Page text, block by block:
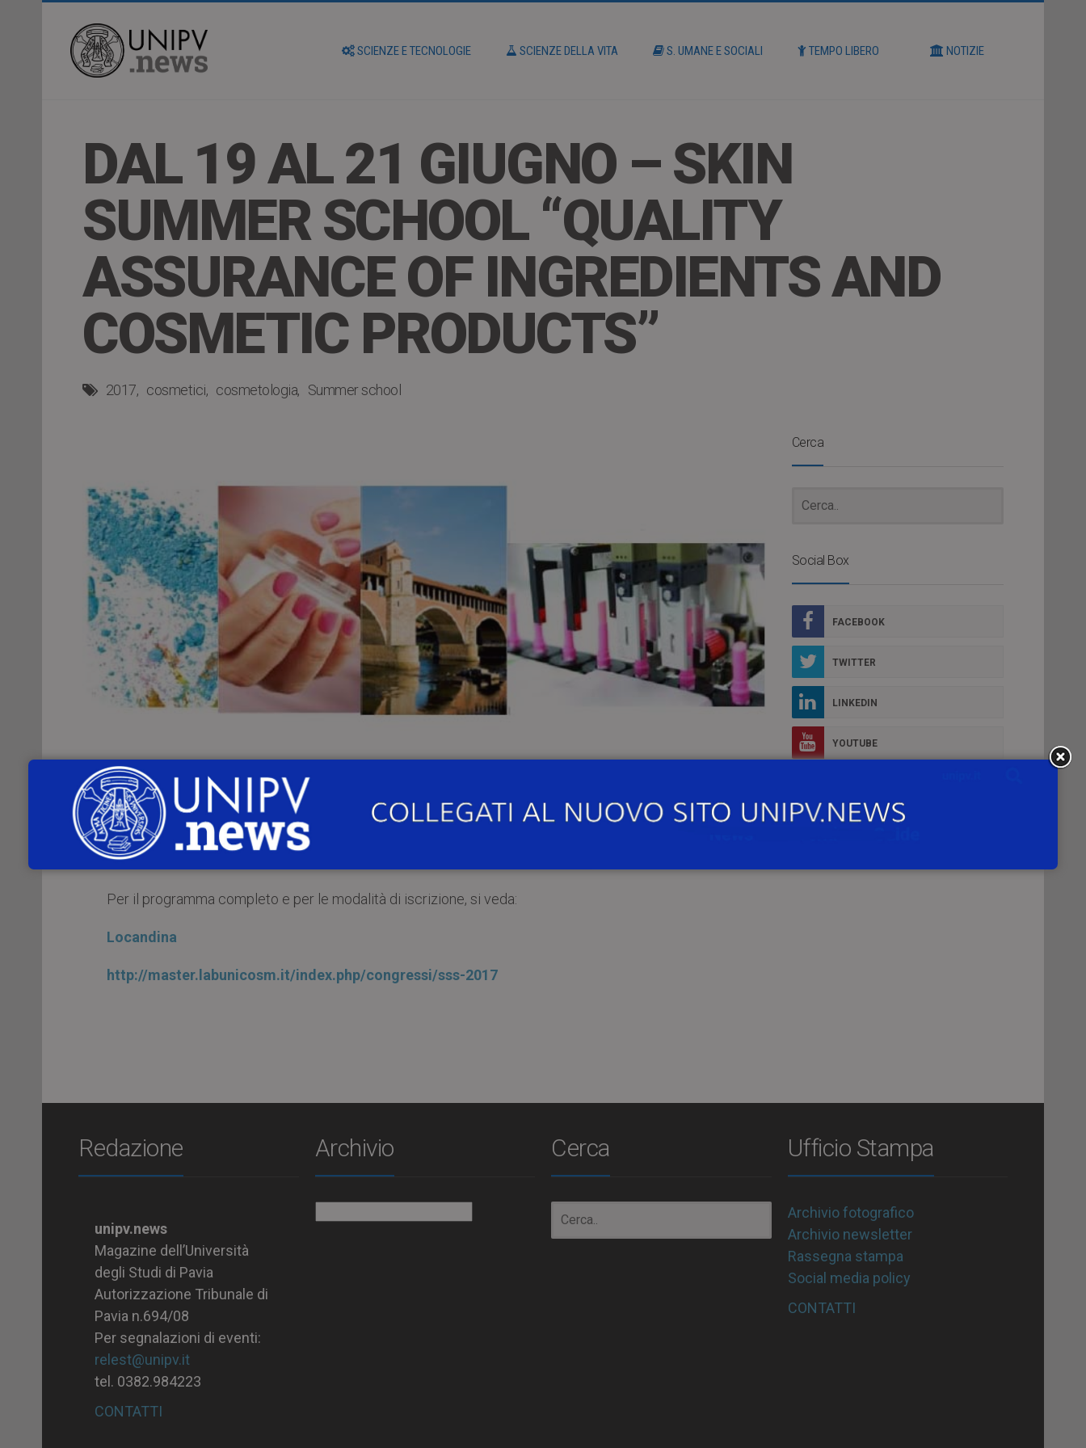
SCIENZE E TECNOLOGIE SCIENZE DELLA VITA S. UMANE E SOCIALI TEMPO LIBERO NOTIZIE
DAL 19 AL 21 GIUGNO – SKIN
SUMMER SCHOOL “QUALITY
ASSURANCE OF INGREDIENTS AND
COSMETIC PRODUCTS”
2017 cosmetici cosmetologia Summer school
Dal 19 al 21 giugno 2017 si terrà a Paviala sesta edizione della SKIN Summer School “Quality
assurance of ingredients and cosmetic products”.
L’iniziativa si svolge nell’ambito del Master in Scienze Cosmetologiche dell’Università di Pavia.
Per il programma completo e per le modalità di iscrizione, si veda:
Locandina
http://master.labunicosm.it/index.php/congressi/sss-2017
Cerca
Social Box
FACEBOOK
TWITTER
LINKEDIN
YOUTUBE
INSTAGRAM
Redazione
unipv.news
Magazine dell’Università
degli Studi di Pavia
Autorizzazione Tribunale di
Pavia n.694/08
Per segnalazioni di eventi:
relest@unipv.it
tel. 0382.984223
CONTATTI
Archivio Cerca Ufficio Stampa
Archivio fotografico
Archivio newsletter
Rassegna stampa
Social media policy
CONTATTI